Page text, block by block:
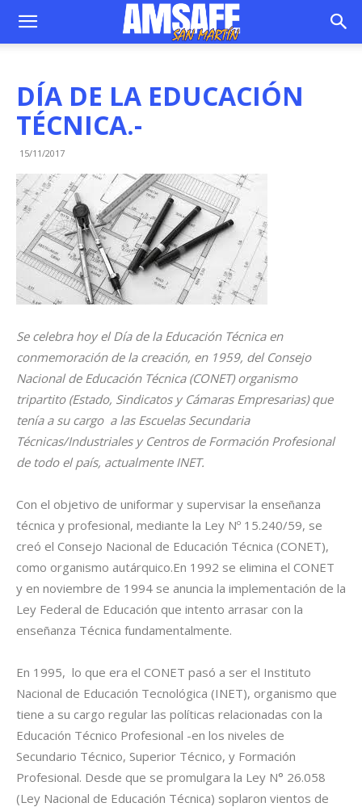
DÍA DE LA EDUCACIÓN
TÉCNICA.-
15/11/2017
Se celebra hoy el Día de la Educación Técnica en
conmemoración de la creación, en 1959, del Consejo
Nacional de Educación Técnica (CONET) organismo
tripartito (Estado, Sindicatos y Cámaras Empresarias) que
tenía a su cargo a las Escuelas Secundaria
Técnicas/Industriales y Centros de Formación Profesional
de todo el país, actualmente INET.
Con el objetivo de uniformar y supervisar la enseñanza
técnica y profesional, mediante la Ley Nº 15.240/59, se
creó el Consejo Nacional de Educación Técnica (CONET),
como organismo autárquico.En 1992 se elimina el CONET
y en noviembre de 1994 se anuncia la implementación de la
Ley Federal de Educación que intento arrasar con la
enseñanza Técnica fundamentalmente.
En 1995, lo que era el CONET pasó a ser el Instituto
Nacional de Educación Tecnológica (INET), organismo que
tiene a su cargo regular las políticas relacionadas con la
Educación Técnico Profesional -en los niveles de
Secundario Técnico, Superior Técnico, y Formación
Profesional. Desde que se promulgara la Ley N° 26.058
(Ley Nacional de Educación Técnica) soplaron vientos de